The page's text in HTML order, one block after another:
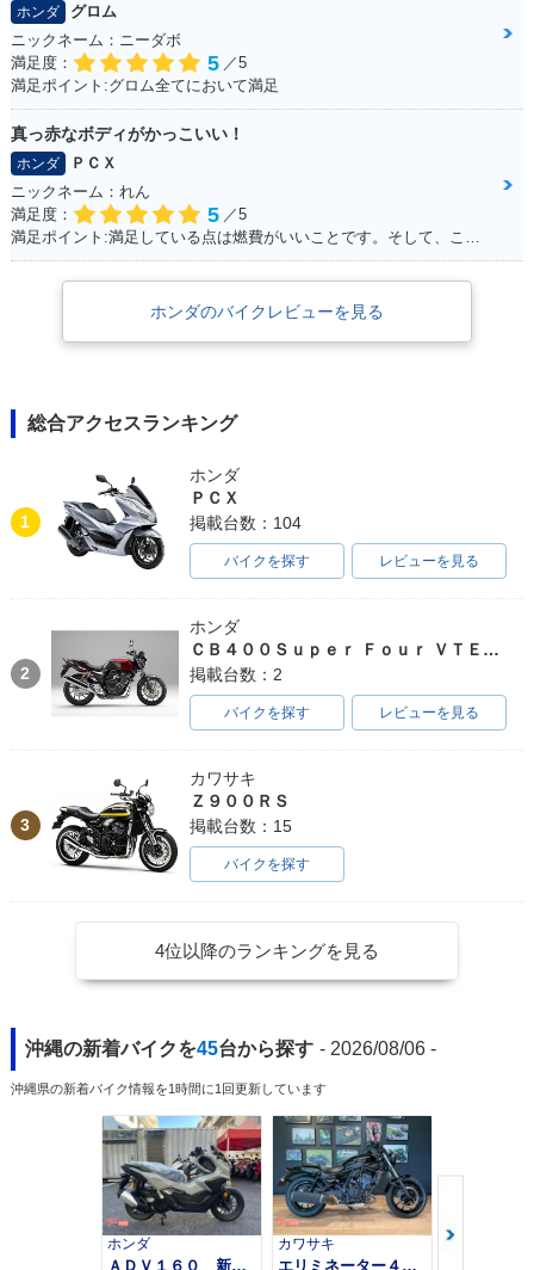
1997年 Giorno Spe
cial・特別・限定仕
様
1996年 Giorno DEL
UXE・追加
1996年 Giorno Spe
1996年 Giorno DEL
1995年 Giorno・追
1995年 Giorno・追
1993年 Giorno・追
1993年 Giorno・追
ホンダ
グロム
ニックネーム：ニーダボ
満足度：
5 ／5
満足ポイント:グロム全てにおいて満足
真っ赤なボディがかっこいい！
ホンダ
ＰＣＸ
ニックネーム：れん
満足度：
5 ／5
ホンダのバイクレビューを見る
総合アクセスランキング
1
ホンダ
ＰＣＸ
掲載台数：104
バイクを探す レビューを見る
2
ホンダ
ＣＢ４００Ｓｕｐｅｒ Ｆｏｕｒ ＶＴＥＣ ＳＰＥＣ３
掲載台数：2
バイクを探す レビューを見る
3
カワサキ
Ｚ９００ＲＳ
掲載台数：15
バイクを探す
4位以降のランキングを見る
沖縄の新着バイクを45台から探す - 2026/08/06 -
沖縄県の新着バイク情報を1時間に1回更新しています
ホンダ
ＡＤＶ１６０ 新車 ２０２６年最新モデル パールスモーキーグレー スマートキー ２９Ｌメットイン ＵＳＢ Ｔｙｐｅ−Ｃ装備
カワサキ
エリミネーター４００
カワサキ